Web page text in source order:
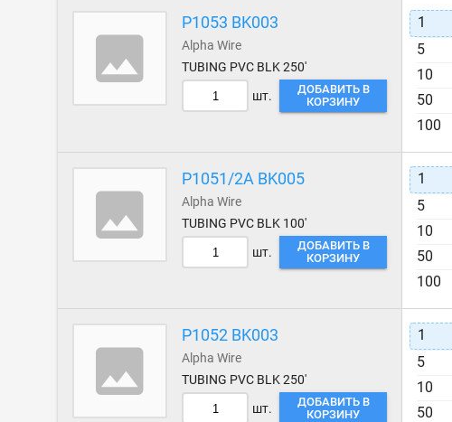
P1053 BK003
Alpha Wire
TUBING PVC BLK 250'
шт.
ДОБАВИТЬ В
КОРЗИНУ
P1051/2A BK005
Alpha Wire
TUBING PVC BLK 100'
шт.
ДОБАВИТЬ В
КОРЗИНУ
P1052 BK003
Alpha Wire
TUBING PVC BLK 250'
шт.
ДОБАВИТЬ В
КОРЗИНУ
1
5
10
50
100
1
5
10
50
100
1
5
10
50